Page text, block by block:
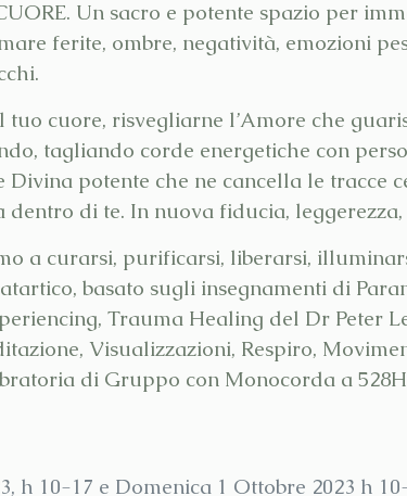
Un sacro e potente spazio per
ferite, ombre, negatività, emozioni
cuore, risvegliarne l’Amore che
tagliando corde energetiche con
potente che ne cancella le tracce
di te. In nuova fiducia,
a curarsi, purificarsi, liberarsi,
basato sugli insegnamenti di
Trauma Healing del Dr Peter
Visualizzazioni, Respiro,
di Gruppo con Monocorda a
h 10-17 e Domenica 1 Ottobre 2023 h